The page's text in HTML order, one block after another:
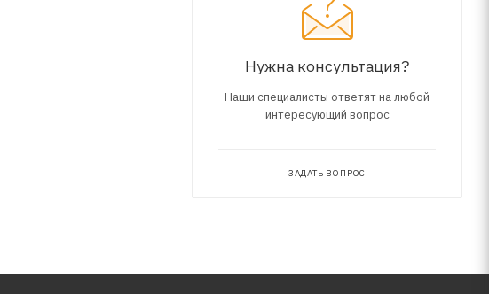
Нужна консультация?
Наши специалисты ответят на любой
интересующий вопрос
ЗАДАТЬ ВОПРОС